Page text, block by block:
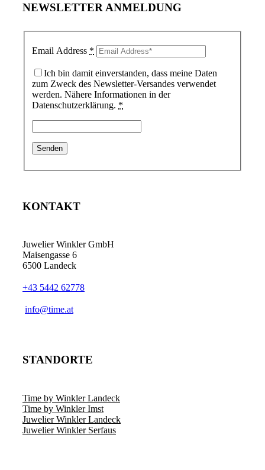
NEWSLETTER ANMELDUNG
Email Address *
Ich bin damit einverstanden, dass meine Daten
zum Zweck des Newsletter-Versandes verwendet
werden. Nähere Informationen in der
Datenschutzerklärung. *
KONTAKT
Juwelier Winkler GmbH
Maisengasse 6
6500 Landeck
+43 5442 62778
info@time.at
STANDORTE
Time by Winkler Landeck
Time by Winkler Imst
Juwelier Winkler Landeck
Juwelier Winkler Serfaus